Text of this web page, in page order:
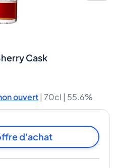
Cask
ouvert | 70cl | 55.6%
d'achat